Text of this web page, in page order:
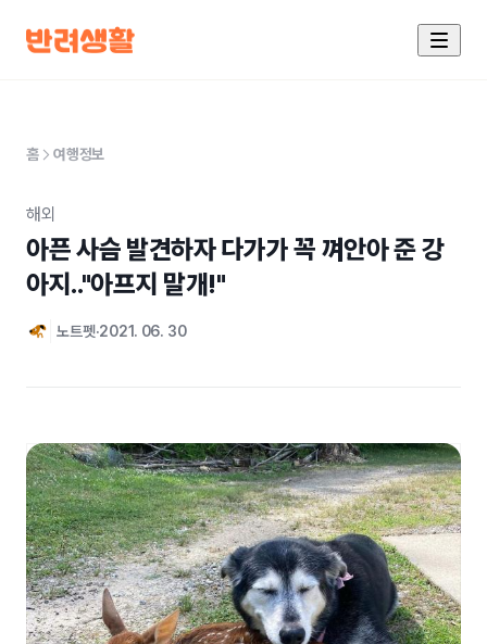
홈 여행정보
해외
아픈 사슴 발견하자 다가가 꼭 껴안아 준 강
아지.."아프지 말개!"
노트펫 2021. 06. 30